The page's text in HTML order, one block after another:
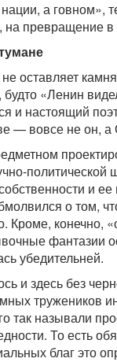
а говном»,
на превращение
оставляет
«Ленин
и настоящий
— вовсе не он, а
и
о том,
Кроме, конечно,
фантазии
убедительней.
и здесь без
тружеников
так называли
То есть
благ это